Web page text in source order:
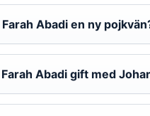
Farah Abadi en ny
Abadi gift med